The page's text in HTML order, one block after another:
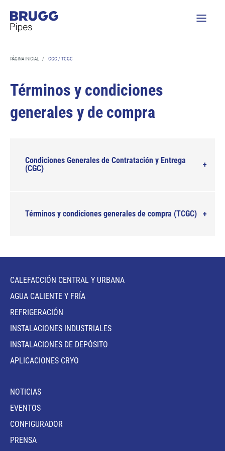
PÁGINA INICIAL / CGC / TCGC
Términos y condiciones
generales y de compra
Condiciones Generales de Contratación y Entrega
(CGC)
Términos y condiciones generales de compra (TCGC)
CALEFACCIÓN CENTRAL Y URBANA
AGUA CALIENTE Y FRÍA
REFRIGERACIÓN
INSTALACIONES INDUSTRIALES
INSTALACIONES DE DEPÓSITO
APLICACIONES CRYO
NOTICIAS
EVENTOS
CONFIGURADOR
PRENSA